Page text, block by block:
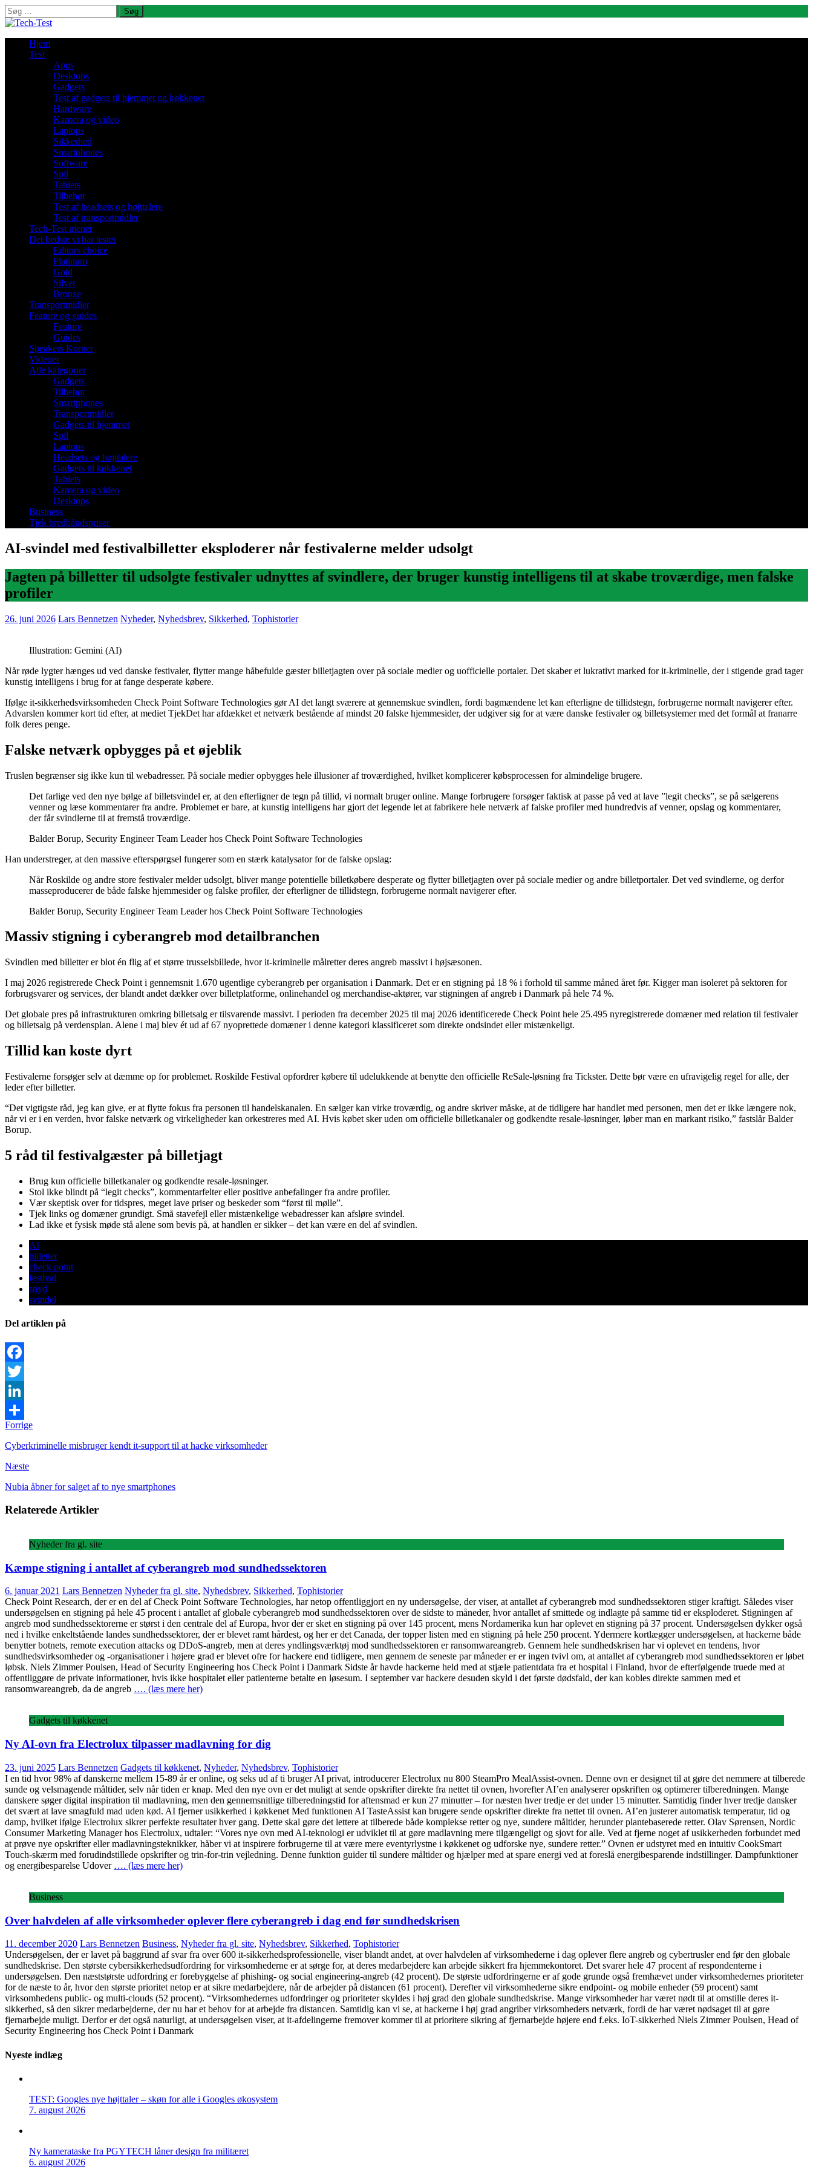
Søg
efter:
Hjem
Test
Apps
Desktops
Gadgets
Test af gadgets til hjemmet og køkkenet
Hardware
Kamera og video
Laptops
Sikkerhed
Smartphones
Software
Spil
Tablets
Tilbehør
Test af headsets og højttalere
Test af transportmidler
Tech-Test mener
Det bedste vi har testet
Editors choice
Platinum
Gold
Silver
Bronze
Transportmidler
Feature og guides
Feature
Guides
Speakers Korner
Videoer
Alle kategorier
Gadgets
Tilbehør
Smartphones
Transportmidler
Gadgets til hjemmet
Spil
Laptops
Headsets og højttalere
Gadgets til køkkenet
Tablets
Kamera og video
Desktops
Business
Tjek bredbåndspriser
AI-svindel med festivalbilletter eksploderer når festivalerne melder udsolgt
Jagten på billetter til udsolgte festivaler udnyttes af svindlere, der bruger kunstig intelligens til at skabe troværdige, men falske
profiler
26. juni 2026 Lars Bennetzen Nyheder, Nyhedsbrev, Sikkerhed, Tophistorier
Illustration: Gemini (AI)
Når røde lygter hænges ud ved danske festivaler, flytter mange håbefulde gæster billetjagten over på sociale medier og uofficielle portaler. Det skaber et lukrativt marked for it-kriminelle, der i stigende grad tager
kunstig intelligens i brug for at fange desperate købere.
Ifølge it-sikkerhedsvirksomheden Check Point Software Technologies gør AI det langt sværere at gennemskue svindlen, fordi bagmændene let kan efterligne de tillidstegn, forbrugerne normalt navigerer efter.
Advarslen kommer kort tid efter, at mediet TjekDet har afdækket et netværk bestående af mindst 20 falske hjemmesider, der udgiver sig for at være danske festivaler og billetsystemer med det formål at franarre
folk deres penge.
Falske netværk opbygges på et øjeblik
Truslen begrænser sig ikke kun til webadresser. På sociale medier opbygges hele illusioner af troværdighed, hvilket komplicerer købsprocessen for almindelige brugere.
Det farlige ved den nye bølge af billetsvindel er, at den efterligner de tegn på tillid, vi normalt bruger online. Mange forbrugere forsøger faktisk at passe på ved at lave ”legit checks”, se på sælgerens
venner og læse kommentarer fra andre. Problemet er bare, at kunstig intelligens har gjort det legende let at fabrikere hele netværk af falske profiler med hundredvis af venner, opslag og kommentarer,
der får svindlerne til at fremstå troværdige.
Balder Borup, Security Engineer Team Leader hos Check Point Software Technologies
Han understreger, at den massive efterspørgsel fungerer som en stærk katalysator for de falske opslag:
Når Roskilde og andre store festivaler melder udsolgt, bliver mange potentielle billetkøbere desperate og flytter billetjagten over på sociale medier og andre billetportaler. Det ved svindlerne, og derfor
masseproducerer de både falske hjemmesider og falske profiler, der efterligner de tillidstegn, forbrugerne normalt navigerer efter.
Balder Borup, Security Engineer Team Leader hos Check Point Software Technologies
Massiv stigning i cyberangreb mod detailbranchen
Svindlen med billetter er blot én flig af et større trusselsbillede, hvor it-kriminelle målretter deres angreb massivt i højsæsonen.
I maj 2026 registrerede Check Point i gennemsnit 1.670 ugentlige cyberangreb per organisation i Danmark. Det er en stigning på 18 % i forhold til samme måned året før. Kigger man isoleret på sektoren for
forbrugsvarer og services, der blandt andet dækker over billetplatforme, onlinehandel og merchandise-aktører, var stigningen af angreb i Danmark på hele 74 %.
Det globale pres på infrastrukturen omkring billetsalg er tilsvarende massivt. I perioden fra december 2025 til maj 2026 identificerede Check Point hele 25.495 nyregistrerede domæner med relation til festivaler
og billetsalg på verdensplan. Alene i maj blev ét ud af 67 nyoprettede domæner i denne kategori klassificeret som direkte ondsindet eller mistænkeligt.
Tillid kan koste dyrt
Festivalerne forsøger selv at dæmme op for problemet. Roskilde Festival opfordrer købere til udelukkende at benytte den officielle ReSale-løsning fra Tickster. Dette bør være en ufravigelig regel for alle, der
leder efter billetter.
“Det vigtigste råd, jeg kan give, er at flytte fokus fra personen til handelskanalen. En sælger kan virke troværdig, og andre skriver måske, at de tidligere har handlet med personen, men det er ikke længere nok,
når vi er i en verden, hvor falske netværk og virkeligheder kan orkestreres med AI. Hvis købet sker uden om officielle billetkanaler og godkendte resale-løsninger, løber man en markant risiko,” fastslår Balder
Borup.
5 råd til festivalgæster på billetjagt
Brug kun officielle billetkanaler og godkendte resale-løsninger.
Stol ikke blindt på “legit checks”, kommentarfelter eller positive anbefalinger fra andre profiler.
Vær skeptisk over for tidspres, meget lave priser og beskeder som “først til mølle”.
Tjek links og domæner grundigt. Små stavefejl eller mistænkelige webadresser kan afsløre svindel.
Lad ikke et fysisk møde stå alene som bevis på, at handlen er sikker – det kan være en del af svindlen.
AI
billetter
check point
festival
snyd
svindel
Del artiklen på
Facebook
Twitter
LinkedIn
Share
Forrige
Cyberkriminelle misbruger kendt it-support til at hacke virksomheder
Næste
Nubia åbner for salget af to nye smartphones
Relaterede Artikler
Nyheder fra gl. site
Kæmpe stigning i antallet af cyberangreb mod sundhedssektoren
6. januar 2021 Lars Bennetzen Nyheder fra gl. site, Nyhedsbrev, Sikkerhed, Tophistorier
Check Point Research, der er en del af Check Point Software Technologies, har netop offentliggjort en ny undersøgelse, der viser, at antallet af cyberangreb mod sundhedssektoren stiger kraftigt. Således viser
undersøgelsen en stigning på hele 45 procent i antallet af globale cyberangreb mod sundhedssektoren over de sidste to måneder, hvor antallet af smittede og indlagte på samme tid er eksploderet. Stigningen af
angreb mod sundhedssektorerne er størst i den centrale del af Europa, hvor der er sket en stigning på over 145 procent, mens Nordamerika kun har oplevet en stigning på 37 procent. Undersøgelsen dykker også
ned i hvilke enkeltstående landes sundhedssektorer, der er blevet ramt hårdest, og her er det Canada, der topper listen med en stigning på hele 250 procent. Ydermere kortlægger undersøgelsen, at hackerne både
benytter botnets, remote execution attacks og DDoS-angreb, men at deres yndlingsværktøj mod sundhedssektoren er ransomwareangreb. Gennem hele sundhedskrisen har vi oplevet en tendens, hvor
sundhedsvirksomheder og -organisationer i højere grad er blevet ofre for hackere end tidligere, men gennem de seneste par måneder er er ingen tvivl om, at antallet af cyberangreb mod sundhedssektoren er løbet
løbsk. Niels Zimmer Poulsen, Head of Security Engineering hos Check Point i Danmark Sidste år havde hackerne held med at stjæle patientdata fra et hospital i Finland, hvor de efterfølgende truede med at
offentliggøre de private informationer, hvis ikke hospitalet eller patienterne betalte en løsesum. I september var hackere desuden skyld i det første dødsfald, der kan kobles direkte sammen med et
ransomwareangreb, da de angreb …. (læs mere her)
Gadgets til køkkenet
Ny AI-ovn fra Electrolux tilpasser madlavning for dig
23. juni 2025 Lars Bennetzen Gadgets til køkkenet, Nyheder, Nyhedsbrev, Tophistorier
I en tid hvor 98% af danskerne mellem 15-89 år er online, og seks ud af ti bruger AI privat, introducerer Electrolux nu 800 SteamPro MealAssist-ovnen. Denne ovn er designet til at gøre det nemmere at tilberede
sunde og velsmagende måltider, selv når tiden er knap. Med den nye ovn er det muligt at sende opskrifter direkte fra nettet til ovnen, hvorefter AI’en analyserer opskriften og optimerer tilberedningen. Mange
danskere søger digital inspiration til madlavning, men den gennemsnitlige tilberedningstid for aftensmad er kun 27 minutter – for næsten hver tredje er det under 15 minutter. Samtidig finder hver tredje dansker
det svært at lave smagfuld mad uden kød. AI fjerner usikkerhed i køkkenet Med funktionen AI TasteAssist kan brugere sende opskrifter direkte fra nettet til ovnen. AI’en justerer automatisk temperatur, tid og
damp, hvilket ifølge Electrolux sikrer perfekte resultater hver gang. Dette skal gøre det lettere at tilberede både komplekse retter og nye, sundere måltider, herunder plantebaserede retter. Olav Sørensen, Nordic
Consumer Marketing Manager hos Electrolux, udtaler: “Vores nye ovn med AI-teknologi er udviklet til at gøre madlavning mere tilgængeligt og sjovt for alle. Ved at fjerne noget af usikkerheden forbundet med
at prøve nye opskrifter eller madlavningsteknikker, håber vi at inspirere forbrugerne til at være mere eventyrlystne i køkkenet og udforske nye, sundere retter.” Ovnen er udstyret med en intuitiv CookSmart
Touch-skærm med forudindstillede opskrifter og trin-for-trin vejledning. Denne funktion guider til sundere måltider og hjælper med at spare energi ved at foreslå energibesparende indstillinger. Dampfunktioner
og energibesparelse Udover …. (læs mere her)
Business
Over halvdelen af alle virksomheder oplever flere cyberangreb i dag end før sundhedskrisen
11. december 2020 Lars Bennetzen Business, Nyheder fra gl. site, Nyhedsbrev, Sikkerhed, Tophistorier
Undersøgelsen, der er lavet på baggrund af svar fra over 600 it-sikkerhedsprofessionelle, viser blandt andet, at over halvdelen af virksomhederne i dag oplever flere angreb og cybertrusler end før den globale
sundhedskrise. Den største cybersikkerhedsudfordring for virksomhederne er at sørge for, at deres medarbejdere kan arbejde sikkert fra hjemmekontoret. Det svarer hele 47 procent af respondenterne i
undersøgelsen. Den næststørste udfordring er forebyggelse af phishing- og social engineering-angreb (42 procent). De største udfordringerne er af gode grunde også fremhævet under virksomhedernes prioriteter
for de næste to år, hvor den største prioritet netop er at sikre medarbejdere, når de arbejder på distancen (61 procent). Derefter vil virksomhederne sikre endpoint- og mobile enheder (59 procent) samt
virksomhedens public- og multi-clouds (52 procent). “Virksomhedernes udfordringer og prioriteter skyldes i høj grad den globale sundhedskrise. Mange virksomheder har været nødt til at omstille deres it-
sikkerhed, så den sikrer medarbejderne, der nu har et behov for at arbejde fra distancen. Samtidig kan vi se, at hackerne i høj grad angriber virksomheders netværk, fordi de har været nødsaget til at gøre
fjernarbejde muligt. Derfor er det også naturligt, at undersøgelsen viser, at it-afdelingerne fremover kommer til at prioritere sikring af fjernarbejde højere end f.eks. IoT-sikkerhed Niels Zimmer Poulsen, Head of
Security Engineering hos Check Point i Danmark
Nyeste indlæg
TEST: Googles nye højttaler – skøn for alle i Googles økosystem
7. august 2026
Ny kamerataske fra PGYTECH låner design fra militæret
6. august 2026